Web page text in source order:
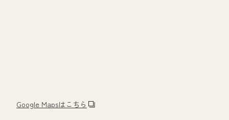
Google Mapsはこちら